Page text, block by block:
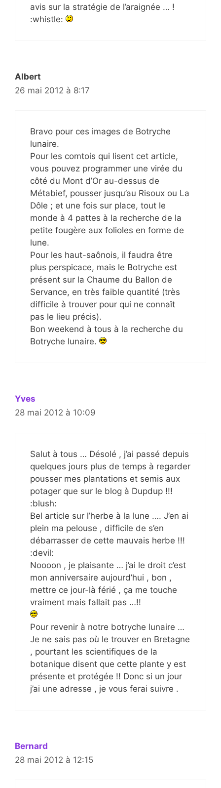
avis sur la stratégie de l’araignée … !
:whistle:
Albert
26 mai 2012 à 8:17
Bravo pour ces images de Botryche
lunaire.
Pour les comtois qui lisent cet article,
vous pouvez programmer une virée du
côté du Mont d’Or au-dessus de
Métabief, pousser jusqu’au Risoux ou La
Dôle ; et une fois sur place, tout le
monde à 4 pattes à la recherche de la
petite fougère aux folioles en forme de
lune.
Pour les haut-saônois, il faudra être
plus perspicace, mais le Botryche est
présent sur la Chaume du Ballon de
Servance, en très faible quantité (très
difficile à trouver pour qui ne connaît
pas le lieu précis).
Bon weekend à tous à la recherche du
Botryche lunaire.
Yves
28 mai 2012 à 10:09
Salut à tous … Désolé , j’ai passé depuis
quelques jours plus de temps à regarder
pousser mes plantations et semis aux
potager que sur le blog à Dupdup !!!
:blush:
Bel article sur l’herbe à la lune …. J’en ai
plein ma pelouse , difficile de s’en
débarrasser de cette mauvais herbe !!!
:devil:
Noooon , je plaisante … j’ai le droit c’est
mon anniversaire aujourd’hui , bon ,
mettre ce jour-là férié , ça me touche
vraiment mais fallait pas …!!
Pour revenir à notre botryche lunaire …
Je ne sais pas où le trouver en Bretagne
, pourtant les scientifiques de la
botanique disent que cette plante y est
présente et protégée !! Donc si un jour
j’ai une adresse , je vous ferai suivre .
Bernard
28 mai 2012 à 12:15